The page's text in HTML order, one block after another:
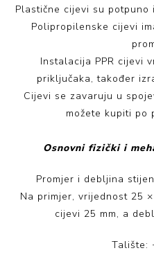
Plastične cijevi su
Polipropilenske cijevi
Instalacija PPR cijevi
priključaka, također
Cijevi se zavaruju u
možete kupiti po
Osnovni fizički i
Promjer i debljina
Na primjer, vrijednost 25
cijevi 25 mm, a
Talište: